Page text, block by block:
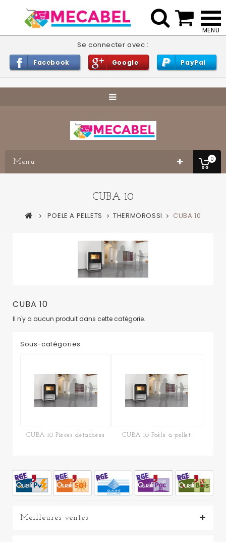
Se connecter avec :
Facebook Google PayPal
0
Menu
CUBA 10
POELE A PELLETS THERMOROSSI CUBA 10
CUBA 10
Il n'y a aucun produit dans cette catégorie.
Sous-catégories
CUBA 10 Pièces détachées CUBA 10 Poêle à pellet
Meilleures ventes
 